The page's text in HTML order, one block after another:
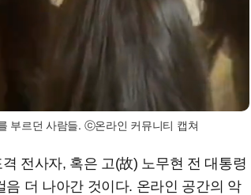
부르던 사람들. ⓒ온라인 커뮤니티 캡쳐
전사자, 혹은 고(故) 노무현 전 대통령
더 나아간 것이다. 온라인 공간의 악